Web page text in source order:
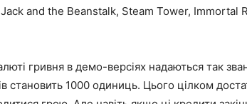
and the Beanstalk, Steam Tower, Immortal
гривня в демо-версіях надаються так
становить 1000 одиниць. Цього цілком